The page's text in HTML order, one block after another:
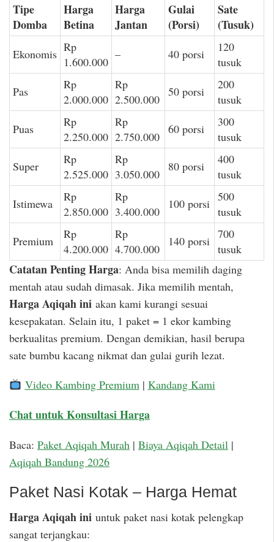
Tipe
Domba
Harga
Betina
Harga
Jantan
Gulai
(Porsi)
Sate
(Tusuk)
Ekonomis Rp
1.600.000
– 40 porsi
120
tusuk
Pas
Rp
2.000.000
Rp
2.500.000
50 porsi
200
tusuk
Puas
Rp
2.250.000
Rp
2.750.000
60 porsi
300
tusuk
Super
Rp
2.525.000
Rp
3.050.000
80 porsi
400
tusuk
Istimewa
Rp
2.850.000
Rp
3.400.000
100 porsi 500
tusuk
Premium
Rp
4.200.000
Rp
4.700.000
140 porsi 700
tusuk
Catatan Penting Harga: Anda bisa memilih daging
mentah atau sudah dimasak. Jika memilih mentah,
Harga Aqiqah ini akan kami kurangi sesuai
kesepakatan. Selain itu, 1 paket = 1 ekor kambing
berkualitas premium. Dengan demikian, hasil berupa
sate bumbu kacang nikmat dan gulai gurih lezat.
Video Kambing Premium| Kandang Kami
Chat untuk Konsultasi Harga
Baca: Paket Aqiqah Murah | Biaya Aqiqah Detail |
Aqiqah Bandung 2026
Paket Nasi Kotak – Harga Hemat
Harga Aqiqah ini untuk paket nasi kotak pelengkap
sangat terjangkau: